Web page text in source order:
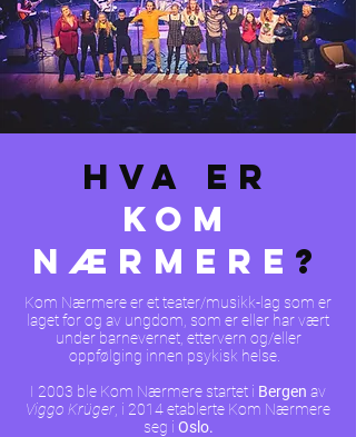
HVA ER
KOM
NÆRMERE ?
Kom Nærmere er et teater/musikk-lag som er
laget for og av ungdom, som er eller har vært
under barnevernet, ettervern og/eller
oppfølging innen psykisk helse.
I 2003 ble Kom Nærmere startet i Bergen av
Viggo Krüger , i 2014 etablerte Kom Nærmere
seg i Oslo.